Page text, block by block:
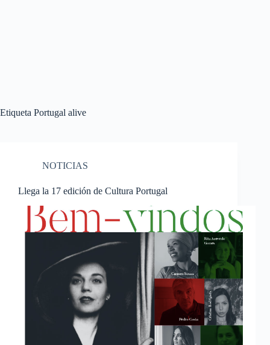
Etiqueta Portugal alive
NOTICIAS
Llega la 17 edición de Cultura Portugal